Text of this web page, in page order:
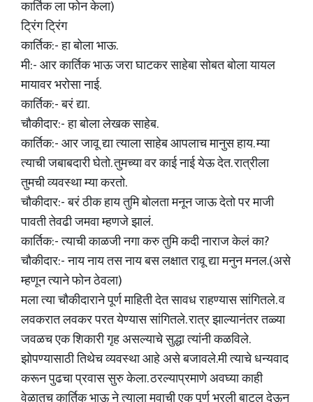
कार्तिक ला फोन केला)
ट्रिंग ट्रिंग
कार्तिक:- हा बोला भाऊ.
मी:- आर कार्तिक भाऊ जरा घाटकर साहेबा सोबत बोला यायल
मायावर भरोसा नाई.
कार्तिक:- बरं द्या.
चौकीदार:- हा बोला लेखक साहेब.
कार्तिक:- आर जावू द्या त्याला साहेब आपलाच मानुस हाय. म्या
त्याची जबाबदारी घेतो. तुमच्या वर काई नाई येऊ देत. रात्रीला
तुमची व्यवस्था म्या करतो.
चौकीदार:- बरं ठीक हाय तुमि बोलता मनून जाऊ देतो पर माजी
पावती तेवढी जमवा म्हणजे झालं.
कार्तिक:- त्याची काळजी नगा करु तुमि कदी नाराज केलं का?
चौकीदार:- नाय नाय तस नाय बस लक्षात रावू द्या मनुन मनल.(असे
म्हणून त्याने फोन ठेवला)
मला त्या चौकीदाराने पूर्ण माहिती देत सावध राहण्यास सांगितले. व
लवकरात लवकर परत येण्यास सांगितले. रात्र झाल्यानंतर तळ्या
जवळच एक शिकारी गृह असल्याचे सुद्धा त्यांनी कळविले.
झोपण्यासाठी तिथेच व्यवस्था आहे असे बजावले.मी त्याचे धन्यवाद
करून पुढचा प्रवास सुरु केला. ठरल्याप्रमाणे अवघ्या काही